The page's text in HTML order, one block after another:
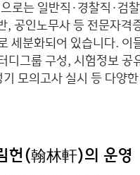
로는 일반직·경찰직·검
, 공인노무사 등 전문자격
세분화되어 있습니다. 이
디그룹 구성, 시험정보 공
모의고사 실시 등 다양한
헌(翰林軒)의 운영